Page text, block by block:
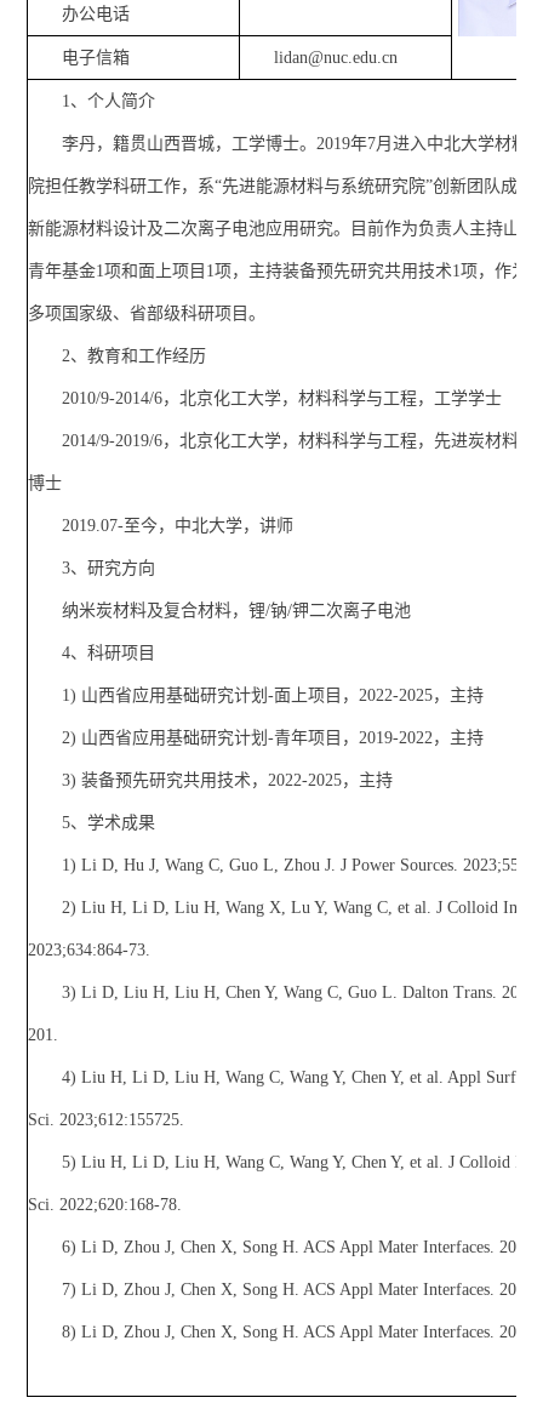
办公电话
电子信箱 lidan@nuc.edu.cn
1、个人简介
李丹，籍贯山西晋城，工学博士。2019年7月进入中北大学材料
院担任教学科研工作，系“先进能源材料与系统研究院”创新团队成员
新能源材料设计及二次离子电池应用研究。目前作为负责人主持山西
青年基金1项和面上项目1项，主持装备预先研究共用技术1项，作为
多项国家级、省部级科研项目。
2、教育和工作经历
2010/9-2014/6，北京化工大学，材料科学与工程，工学学士
2014/9-2019/6，北京化工大学，材料科学与工程，先进炭材料研
博士
2019.07-至今，中北大学，讲师
3、研究方向
纳米炭材料及复合材料，锂/钠/钾二次离子电池
4、科研项目
1) 山西省应用基础研究计划-面上项目，2022-2025，主持
2) 山西省应用基础研究计划-青年项目，2019-2022，主持
3) 装备预先研究共用技术，2022-2025，主持
5、学术成果
1) Li D, Hu J, Wang C, Guo L, Zhou J. J Power Sources.
2) Liu H, Li D, Liu H, Wang X, Lu Y, Wang C, et al. J Colloid
2023;634:864-73.
3) Li D, Liu H, Liu H, Chen Y, Wang C, Guo L. Dalton Trans.
201.
4) Liu H, Li D, Liu H, Wang C, Wang Y, Chen Y, et al. Appl Surf
Sci. 2023;612:155725.
5) Liu H, Li D, Liu H, Wang C, Wang Y, Chen Y, et al. J Colloid
Sci. 2022;620:168-78.
6) Li D, Zhou J, Chen X, Song H. ACS Appl Mater Interfaces.
7) Li D, Zhou J, Chen X, Song H. ACS Appl Mater Interfaces.
8) Li D, Zhou J, Chen X, Song H. ACS Appl Mater Interfaces.